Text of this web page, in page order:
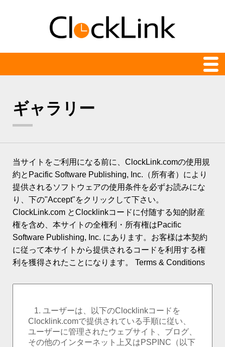
最新
24時間表示
アニメーション
カウント時計
デジタル
ロゴ時計・カスタム
ワールドクロック
PSPINCについて
お客様の声
ギャラリー
当サイトをご利用になる前に、ClockLink.comの使用規
約とPacific Software Publishing, Inc.（所有者）により
提供されるソフトウェアの使用条件を必ずお読みにな
り、下の"Accept"をクリックして下さい。
ClockLink.com とClocklinkコードに付随する知的財産
権を含め、本サイトの全権利・所有権はPacific
Software Publishing, Inc. にあります。お客様は本契約
に従って本サイトから提供されるコードを利用する権
利を獲得されたことになります。 Terms & Conditions